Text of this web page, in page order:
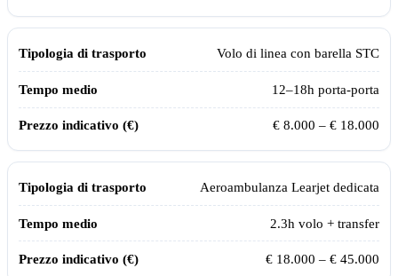
Volo di linea con barella STC
12–18h porta-porta
€ 8.000 – € 18.000
Aeroambulanza Learjet dedicata
2.3h volo + transfer
€ 18.000 – € 45.000